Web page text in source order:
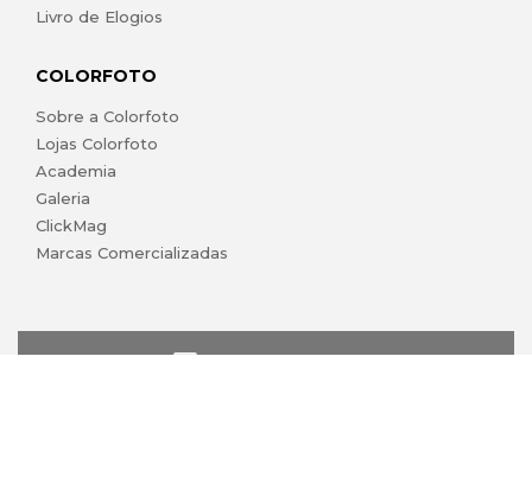
Livro de Elogios
COLORFOTO
Sobre a Colorfoto
Lojas Colorfoto
Academia
Galeria
ClickMag
Marcas Comercializadas